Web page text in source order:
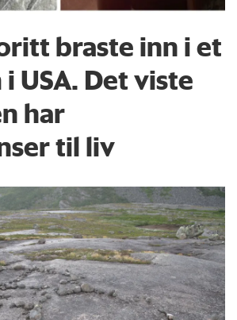
braste inn i et
USA. Det viste
har
til liv